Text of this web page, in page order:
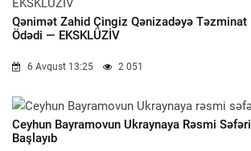
Qənimət Zahid Çingiz Qənizadəyə Təzminat
Ödədi — EKSKLÜZİV
6 Avqust 13:25 2 051
Ceyhun Bayramovun Ukraynaya Rəsmi Səfəri
Başlayıb